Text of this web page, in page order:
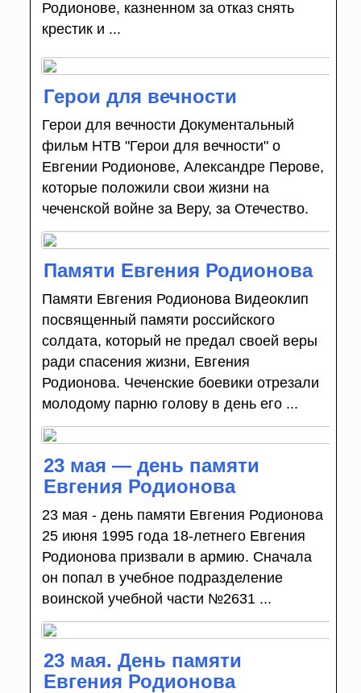
Родионове, казненном за отказ снять
крестик и ...
Герои для вечности
Герои для вечности Документальный
фильм НТВ "Герои для вечности" о
Евгении Родионове, Александре Перове,
которые положили свои жизни на
чеченской войне за Веру, за Отечество.
Памяти Евгения Родионова
Памяти Евгения Родионова Видеоклип
посвященный памяти российского
солдата, который не предал своей веры
ради спасения жизни, Евгения
Родионова. Чеченские боевики отрезали
молодому парню голову в день его ...
23 мая — день памяти
Евгения Родионова
23 мая - день памяти Евгения Родионова
25 июня 1995 года 18-летнего Евгения
Родионова призвали в армию. Сначала
он попал в учебное подразделение
воинской учебной части №2631 ...
23 мая. День памяти
Евгения Родионова